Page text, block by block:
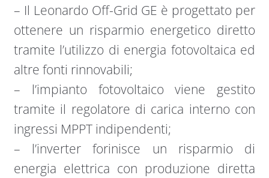
– Il Leonardo Off-Grid GE è progettato per
ottenere un risparmio energetico diretto
tramite l’utilizzo di energia fotovoltaica ed
altre fonti rinnovabili;
– l’impianto fotovoltaico viene gestito
tramite il regolatore di carica interno con
ingressi MPPT indipendenti;
– l’inverter forinisce un risparmio di
energia elettrica con produzione diretta